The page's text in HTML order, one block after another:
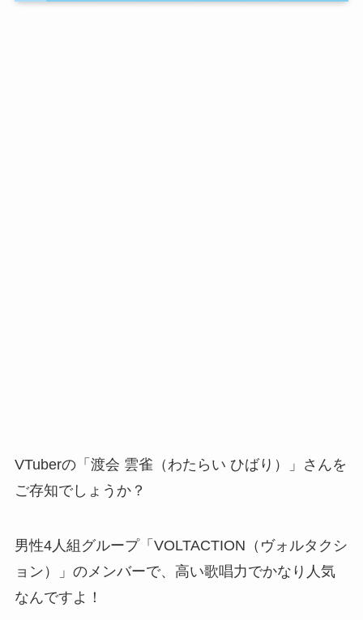
VTuberの「渡会 雲雀（わたらい ひばり）」さんを
ご存知でしょうか？
男性4人組グループ「VOLTACTION（ヴォルタクシ
ョン）」のメンバーで、高い歌唱力でかなり人気
なんですよ！